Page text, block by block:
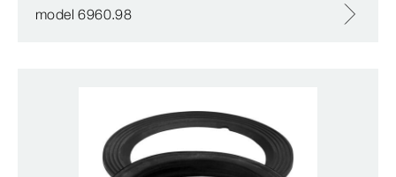
model 6960.98